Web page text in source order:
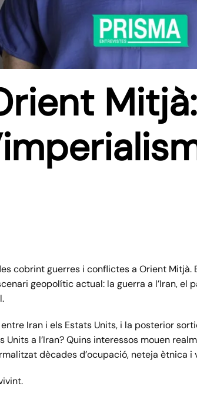
cobrint guerres i conflictes a Orient
geopolític actual: la guerra a l’Iran,
Iran i els Estats Units, i la posterior
a l’Iran? Quins interessos mouen
dècades d’ocupació, neteja ètnica